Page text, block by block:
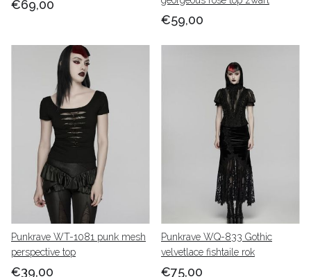
€69,00
€59,00
Punkrave WT-1081 punk mesh
perspective top
€39,00
Punkrave WQ-833 Gothic
velvetlace fishtaile rok
€75,00